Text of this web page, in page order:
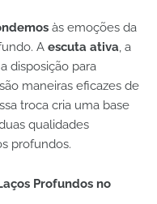
às emoções da
A escuta ativa, a
disposição para
maneiras eficazes de
troca cria uma base
qualidades
profundos.
Profundos no